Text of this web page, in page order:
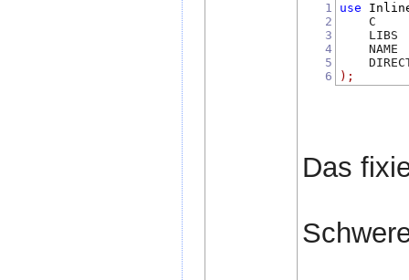
1
2
3
4
5
6
use
);
Das